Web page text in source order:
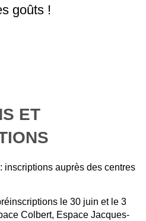
goûts !
ET
: inscriptions auprès des centres
le 30 juin et le 3
Colbert, Espace Jacques-